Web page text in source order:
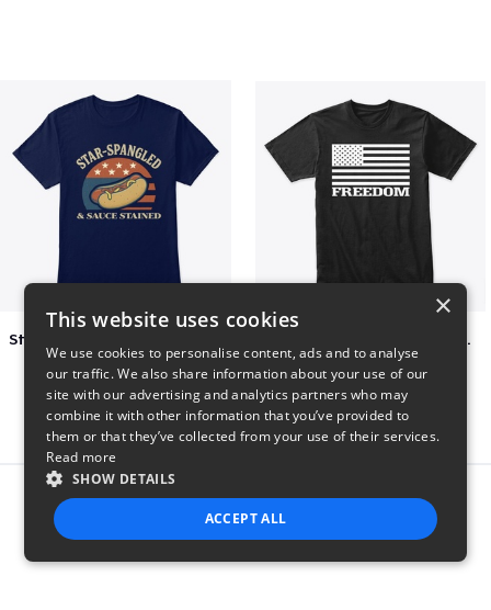
FREEDOM FLAG TSHIRT BLACK
Report this product
×
This website uses cookies
We use cookies to personalise content, ads and to analyse
our traffic. We also share information about your use of our
site with our advertising and analytics partners who may
combine it with other information that you’ve provided to
them or that they’ve collected from your use of their services.
Read more
SHOW DETAILS
ACCEPT ALL
STRICTLY NECESSARY PERFORMANCE